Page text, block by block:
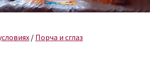
/ Порча и сглаз